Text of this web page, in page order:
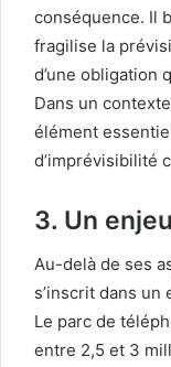
conséquence. Il
fragilise la
d’une obligation
Dans un
élément
d’imprévisibilité
3. Un
Au-delà de ses
s’inscrit dans
Le parc de
entre 2,5 et 3